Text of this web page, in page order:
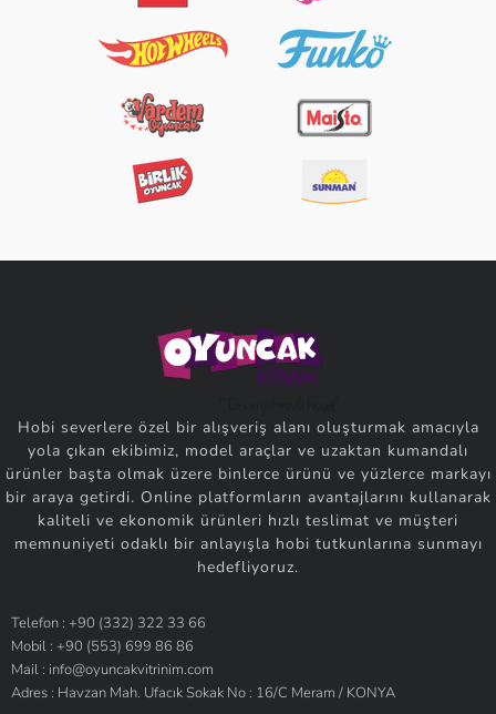
Hobi severlere özel bir alışveriş alanı oluşturmak amacıyla
yola çıkan ekibimiz, model araçlar ve uzaktan kumandalı
ürünler başta olmak üzere binlerce ürünü ve yüzlerce markayı
bir araya getirdi. Online platformların avantajlarını kullanarak
kaliteli ve ekonomik ürünleri hızlı teslimat ve müşteri
memnuniyeti odaklı bir anlayışla hobi tutkunlarına sunmayı
hedefliyoruz.
Telefon : +90 (332) 322 33 66
Mobil : +90 (553) 699 86 86
Mail : info@oyuncakvitrinim.com
Adres : Havzan Mah. Ufacık Sokak No : 16/C Meram / KONYA